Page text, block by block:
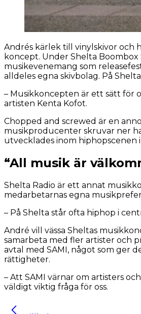
Andrés kärlek till vinylskivor och
koncept. Under Shelta
musikevenemang som
alldeles egna skivbolag. På
– Musikkoncepten är ett sätt för
artisten Kenta Kofot.
Chopped and screwed är en
musikproducenter skruvar ner
utvecklades inom hiphopscenen
“All musik är
Shelta Radio är ett annat
medarbetarnas egna
– På Shelta står ofta hiphop i
André vill vässa Sheltas
samarbeta med fler artister och
avtal med SAMI, något som ger
rättigheter.
– Att SAMI värnar om artisters
väldigt viktig fråga för oss.